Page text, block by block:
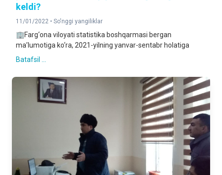
keldi?
11/01/2022 • So'nggi yangiliklar
🏢Farg‘ona viloyati statistika boshqarmasi bergan
ma’lumotiga ko‘ra, 2021-yilning yanvar-sentabr holatiga
Batafsil ...